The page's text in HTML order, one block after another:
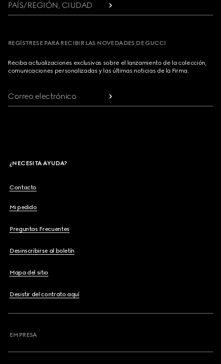
PAÍS/REGIÓN, CIUDAD
REGÍSTRESE PARA RECIBIR LAS NOVEDADES DE GUCCI
Reciba actualizaciones exclusivas sobre el lanzamiento de la colección,
comunicaciones personalizadas y las últimas noticias de la Firma.
Correo electrónico
¿NECESITA AYUDA?
Contacto
Mi pedido
Preguntas Frecuentes
Desinscribirse al boletín
Mapa del sitio
Desistir del contrato aquí
EMPRESA